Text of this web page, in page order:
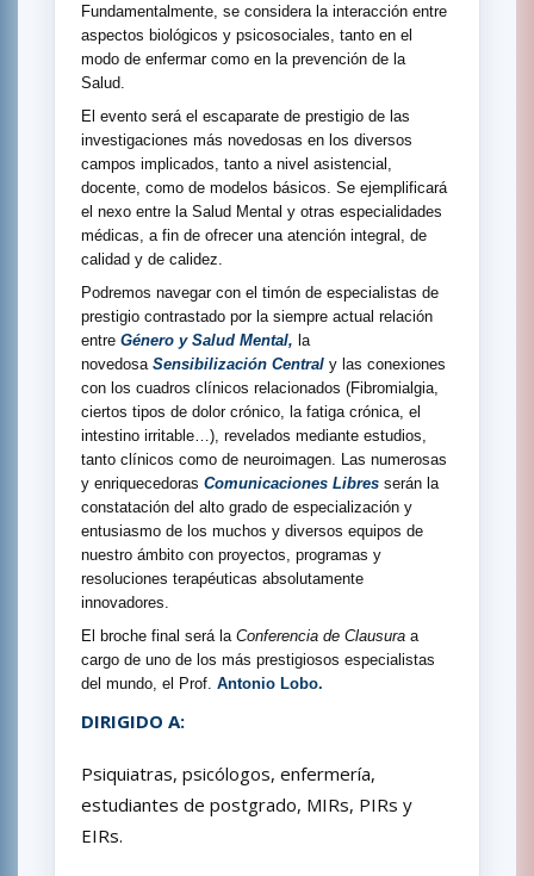
Fundamentalmente, se considera la interacción entre
aspectos biológicos y psicosociales, tanto en el
modo de enfermar como en la prevención de la
Salud.
El evento será el escaparate de prestigio de las
investigaciones más novedosas en los diversos
campos implicados, tanto a nivel asistencial,
docente, como de modelos básicos. Se ejemplificará
el nexo entre la Salud Mental y otras especialidades
médicas, a fin de ofrecer una atención integral, de
calidad y de calidez.
Podremos navegar con el timón de especialistas de
prestigio contrastado por la siempre actual relación
entre Género y Salud Mental, la
novedosa Sensibilización Central y las conexiones
con los cuadros clínicos relacionados (Fibromialgia,
ciertos tipos de dolor crónico, la fatiga crónica, el
intestino irritable…), revelados mediante estudios,
tanto clínicos como de neuroimagen. Las numerosas
y enriquecedoras Comunicaciones Libres serán la
constatación del alto grado de especialización y
entusiasmo de los muchos y diversos equipos de
nuestro ámbito con proyectos, programas y
resoluciones terapéuticas absolutamente
innovadores.
El broche final será la Conferencia de Clausura a
cargo de uno de los más prestigiosos especialistas
del mundo, el Prof. Antonio Lobo.
DIRIGIDO A:
Psiquiatras, psicólogos, enfermería,
estudiantes de postgrado, MIRs, PIRs y
EIRs.